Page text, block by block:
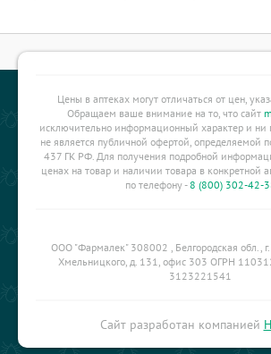
Цены в аптеках могут отличаться от цен,
Обращаем ваше внимание на то, что сайт
исключительно информационный характер и ни
не является публичной офертой, определяемой
437 ГК РФ. Для получения подробной
ценах на товар и наличии товара в конкретной
по телефону -8 (800) 302-42-
ООО "Фармалек" 308002 , Белгородская обл., г.
Хмельницкого, д. 131, офис 303 ОГРН
3123221541
Сайт разработан компанией